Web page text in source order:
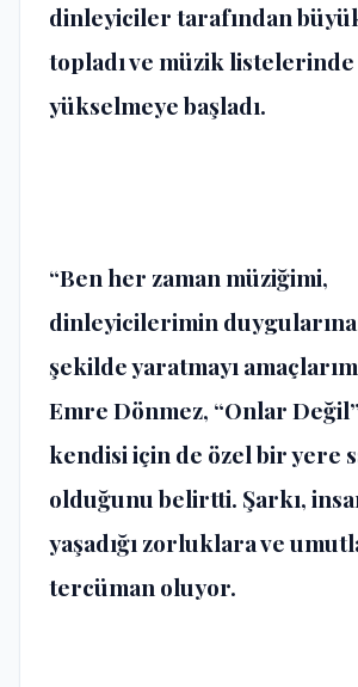
dinleyiciler tarafından
topladı ve müzik listelerinde
yükselmeye başladı.
“Ben her zaman müziğimi,
dinleyicilerimin
şekilde yaratmayı
Emre Dönmez, “Onlar
kendisi için de özel bir yere
olduğunu belirtti. Şarkı,
yaşadığı zorluklara ve
tercüman oluyor.